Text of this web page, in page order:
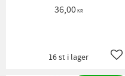
36,00KR
16 st i lager